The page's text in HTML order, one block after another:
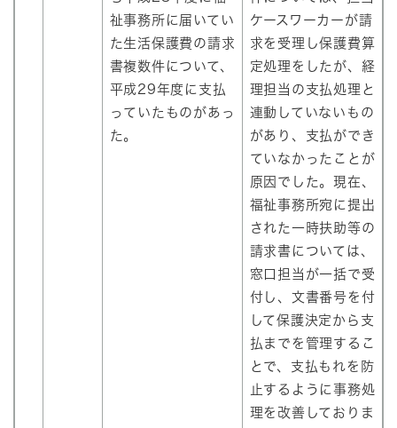
祉事務所に届いてい
た生活保護費の請求
書複数件について、
平成29年度に支払
っていたものがあっ
た。
ケースワーカーが請
求を受理し保護費算
定処理をしたが、経
理担当の支払処理と
連動していないもの
があり、支払ができ
ていなかったことが
原因でした。現在、
福祉事務所宛に提出
された一時扶助等の
請求書については、
窓口担当が一括で受
付し、文書番号を付
して保護決定から支
払までを管理するこ
とで、支払もれを防
止するように事務処
理を改善しておりま